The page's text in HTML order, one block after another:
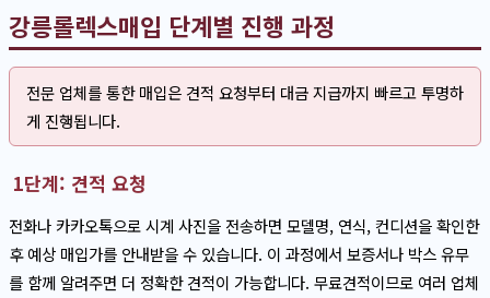
강릉롤렉스매입 단계별 진행 과정
전문 업체를 통한 매입은 견적 요청부터 대금 지급까지 빠르고 투명하
게 진행됩니다.
1단계: 견적 요청
전화나 카카오톡으로 시계 사진을 전송하면 모델명, 연식, 컨디션을 확인한
후 예상 매입가를 안내받을 수 있습니다. 이 과정에서 보증서나 박스 유무
를 함께 알려주면 더 정확한 견적이 가능합니다. 무료견적이므로 여러 업체